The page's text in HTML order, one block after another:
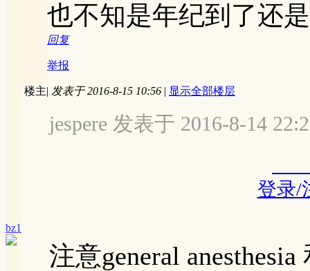
也不知是年纪到了还
回复
举报
bz1
楼主| 发表于 2016-8-15 10:56 | 显示全部楼层
jespere 发表于 2016-8-14
登录/
注意general